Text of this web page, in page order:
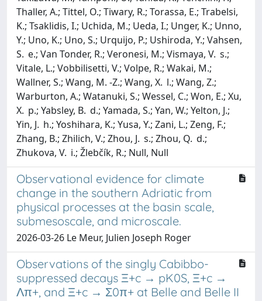
Thaller, A.; Tittel, O.; Tiwary, R.; Torassa, E.; Trabelsi,
K.; Tsaklidis, I.; Uchida, M.; Ueda, I.; Unger, K.; Unno,
Y.; Uno, K.; Uno, S.; Urquijo, P.; Ushiroda, Y.; Vahsen,
S. e.; Van Tonder, R.; Veronesi, M.; Vismaya, V. s.;
Vitale, L.; Vobbilisetti, V.; Volpe, R.; Wakai, M.;
Wallner, S.; Wang, M. -Z.; Wang, X. l.; Wang, Z.;
Warburton, A.; Watanuki, S.; Wessel, C.; Won, E.; Xu,
X. p.; Yabsley, B. d.; Yamada, S.; Yan, W.; Yelton, J.;
Yin, J. h.; Yoshihara, K.; Yusa, Y.; Zani, L.; Zeng, F.;
Zhang, B.; Zhilich, V.; Zhou, J. s.; Zhou, Q. d.;
Zhukova, V. i.; Žlebčík, R.; Null, Null
Observational evidence for climate
change in the southern Adriatic from
physical processes at the basin scale,
submesoscale, and microscale.
2026-03-26 Le Meur, Julien Joseph Roger
Observations of the singly Cabibbo-
suppressed decays Ξ+c → pK0S, Ξ+c →
Λπ+, and Ξ+c → Σ0π+ at Belle and Belle II